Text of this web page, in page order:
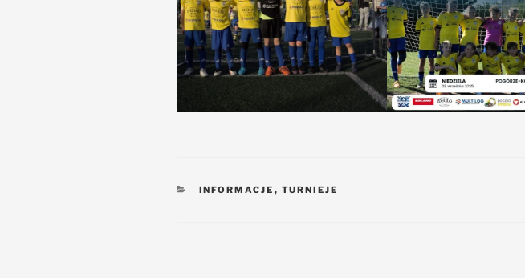
INFORMACJE , TURNIEJE